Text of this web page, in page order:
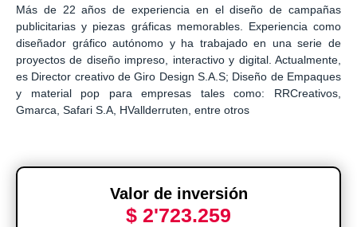
Más de 22 años de experiencia en el diseño de campañas
publicitarias y piezas gráficas memorables. Experiencia como
diseñador gráfico autónomo y ha trabajado en una serie de
proyectos de diseño impreso, interactivo y digital. Actualmente,
es Director creativo de Giro Design S.A.S; Diseño de Empaques
y material pop para empresas tales como: RRCreativos,
Gmarca, Safari S.A, HVallderruten, entre otros
Valor de inversión
$ 2'723.259